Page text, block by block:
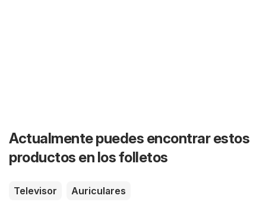
Actualmente puedes encontrar estos
productos en los folletos
Televisor Auriculares